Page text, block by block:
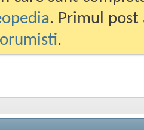
. Primul
.